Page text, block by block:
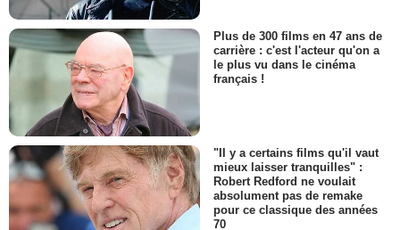
Plus de 300 films en 47 ans de
carrière : c'est l'acteur qu'on a
le plus vu dans le cinéma
français !
"Il y a certains films qu'il vaut
mieux laisser tranquilles" :
Robert Redford ne voulait
absolument pas de remake
pour ce classique des années
70